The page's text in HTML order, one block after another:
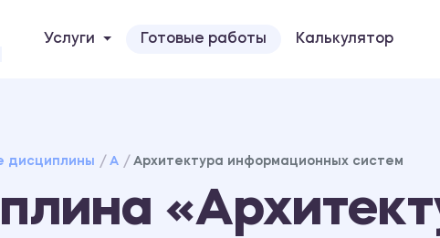
Услуги Готовые работы Калькулятор
дисциплины А Архитектура информационных систем